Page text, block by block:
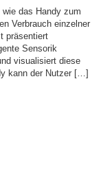
das Handy zum
Verbrauch einzelner
präsentiert
Sensorik
visualisiert diese
kann der Nutzer […]